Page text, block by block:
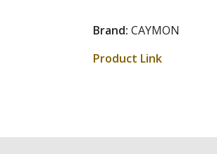
Brand: CAYMON
Product Link